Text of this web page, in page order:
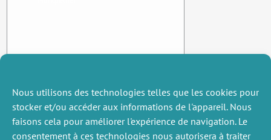
Nous utilisons des technologies telles que les cookies pour
stocker et/ou accéder aux informations de l'appareil. Nous
faisons cela pour améliorer l'expérience de navigation. Le
consentement à ces technologies nous autorisera à traiter